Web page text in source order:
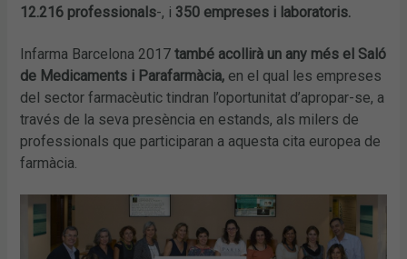
12.216 professionals-, i 350 empreses i laboratoris.
Infarma Barcelona 2017també acollirà un any més el Saló
de Medicaments i Parafarmàcia, en el qual les empreses
del sector farmacèutic tindran l’oportunitat d’apropar-se, a
través de la seva presència en estands, als milers de
professionals que participaran a aquesta cita europea de
farmàcia.